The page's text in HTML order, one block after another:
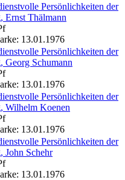
Persönlichkeiten der
Ernst Thälmann
13.01.1976
Persönlichkeiten der
Georg Schumann
13.01.1976
Persönlichkeiten der
Wilhelm Koenen
13.01.1976
Persönlichkeiten der
John Schehr
13.01.1976